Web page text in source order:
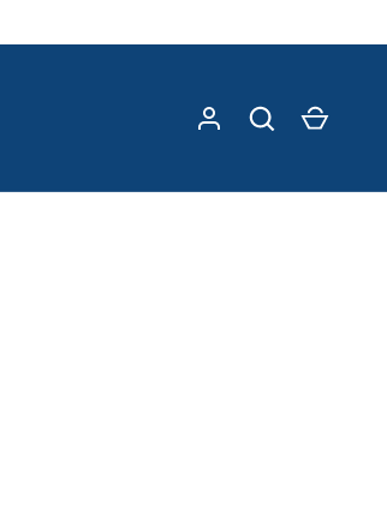
Se connecter
Recherche
Panier